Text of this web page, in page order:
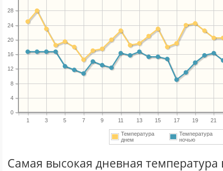
1 3 5 7 9 11 13 15 17 19 21
0
4
8
12
16
20
24
28
Температура
днем
Температура
ночью
Самая высокая дневная температура